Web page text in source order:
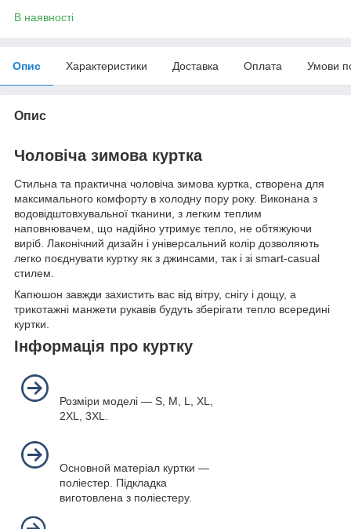
В наявності
Опис Характеристики Доставка Оплата Умови
Опис
Чоловіча зимова куртка
Стильна та практична чоловіча зимова куртка, створена для
максимального комфорту в холодну пору року. Виконана з
водовідштовхувальної тканини, з легким теплим
наповнювачем, що надійно утримує тепло, не обтяжуючи
виріб. Лаконічний дизайн і універсальний колір дозволяють
легко поєднувати куртку як з джинсами, так і зі smart-casual
стилем.
Капюшон завжди захистить вас від вітру, снігу і дощу, а
трикотажні манжети рукавів будуть зберігати тепло всередині
куртки.
Iнформацiя про куртку
Розміри моделі — S, M, L, XL,
2XL, 3XL.
Основной матеріал куртки —
поліестер. Підкладка
виготовлена з поліестеру.